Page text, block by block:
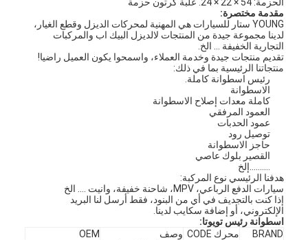
مقدمة مختصرة:
YOUNG ستار للسيارات هي المهنية لمحركات الديزل وقطع الغيار،
لدينا مجموعة جيدة من المنتجات لالديزل البيك اب والمركبات
التجارية الخفيفة ... الخ.
تقديم منتجات جيدة وخدمة العملاء، واسمحوا يكون العميل راضيا!
منتجاتنا الرئيسية بما في ذلك:
رئيس اسطوانة كاملة.
الاسطوانة
كاملة معدات إصلاح الاسطوانة
العمود المرفقي
عمود الحدبات
توصيل رود
حاجز الاسطوانة
القصير بلوك عاصي
..........إلخ
هدفنا الرئيسي نوع المركبة:
سيارات الدفع الرباعي، MPV، شاحنة خفيفة، وانيت .... الخ
إذا كنت بالتجديف في أي من البنود، فقط أرسل لنا البريد
الإلكتروني، أو إضافة سكايب لدينا.
اسطوانة رئيس تويوتا:
BRAND
محرك CODE وصف OEM